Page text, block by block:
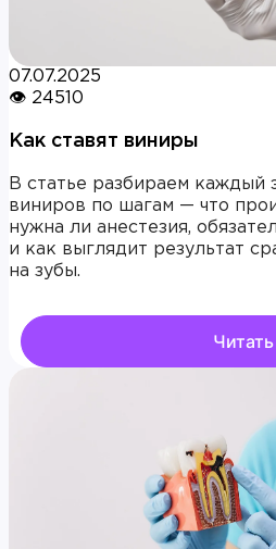
07.07.2025
👁 24510
Как ставят виниры
В статье разбираем каждый
виниров по шагам — что
нужна ли анестезия,
и как выглядит результат
на зубы.
Читать